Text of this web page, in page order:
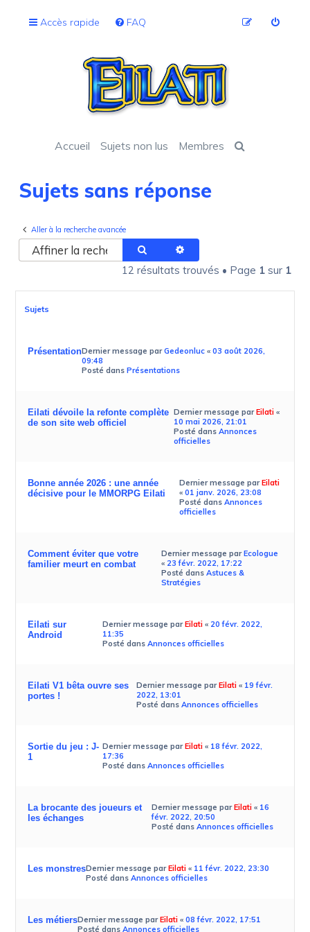
Accès rapide FAQ
Accueil Sujets non lus Membres
Sujets sans réponse
Aller à la recherche avancée
Rechercher
12 résultats trouvés • Page 1sur 1
Sujets
PrésentationDernier message parGedeonluc« 03 août 2026,
09:48
Posté dans Présentations
Eilati dévoile la refonte complète
de son site web officiel
Dernier message parEilati«
10 mai 2026, 21:01
Posté dans Annonces
officielles
Bonne année 2026 : une année
décisive pour le MMORPG Eilati
Dernier message parEilati
« 01 janv. 2026, 23:08
Posté dans Annonces
officielles
Comment éviter que votre
familier meurt en combat
Dernier message parEcologue
« 23 févr. 2022, 17:22
Posté dansAstuces &
Stratégies
Eilati sur
Android
Dernier message parEilati« 20 févr. 2022,
11:35
Posté dans Annonces officielles
Eilati V1 bêta ouvre ses
portes !
Dernier message parEilati« 19 févr.
2022, 13:01
Posté dans Annonces officielles
Sortie du jeu : J-
1
Dernier message parEilati« 18 févr. 2022,
17:36
Posté dans Annonces officielles
La brocante des joueurs et
les échanges
Dernier message parEilati« 16
févr. 2022, 20:50
Posté dans Annonces officielles
Les monstresDernier message parEilati« 11 févr. 2022, 23:30
Posté dans Annonces officielles
Les métiersDernier message parEilati« 08 févr. 2022, 17:51
Posté dans Annonces officielles